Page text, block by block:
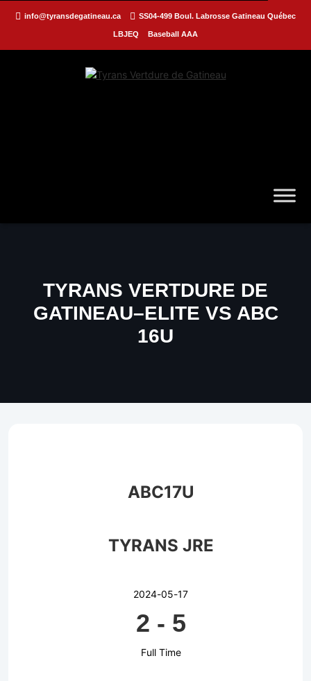
info@tyransdegatineau.ca SS04-499 Boul. Labrosse Gatineau Québec
LBJEQ Baseball AAA
TYRANS VERTDURE DE
GATINEAU–ELITE VS ABC
16U
ABC17U
TYRANS JRE
2024-05-17
2 - 5
Full Time